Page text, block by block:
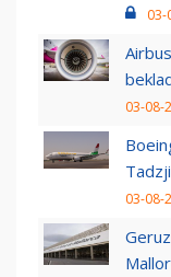
03-
03-08-
03-08-